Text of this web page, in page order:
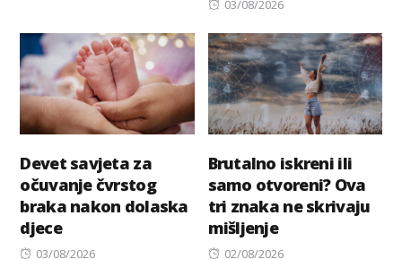
Posted
03/08/2026
Devet savjeta za
očuvanje čvrstog
braka nakon dolaska
djece
Posted
03/08/2026
Brutalno iskreni ili
samo otvoreni? Ova
tri znaka ne skrivaju
mišljenje
Posted
02/08/2026